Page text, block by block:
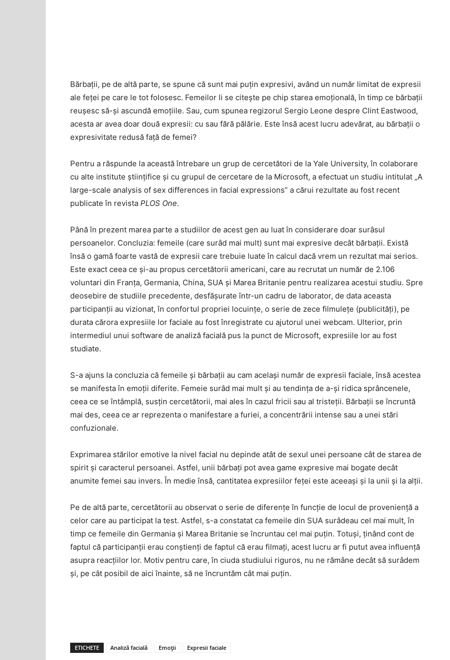
Bărbații, pe de altă parte, se spune că sunt mai puțin expresivi, având un număr limitat de expresii
ale feței pe care le tot folosesc. Femeilor li se citește pe chip starea emoțională, în timp ce bărbații
reușesc să-și ascundă emoțiile. Sau, cum spunea regizorul Sergio Leone despre Clint Eastwood,
acesta ar avea doar două expresii: cu sau fără pălărie. Este însă acest lucru adevărat, au bărbații o
expresivitate redusă față de femei?
Pentru a răspunde la această întrebare un grup de cercetători de la Yale University, în colaborare
cu alte institute științifice și cu grupul de cercetare de la Microsoft, a efectuat un studiu intitulat „A
large-scale analysis of sex differences in facial expressions” a cărui rezultate au fost recent
publicate în revista PLOS One.
Până în prezent marea parte a studiilor de acest gen au luat în considerare doar surâsul
persoanelor. Concluzia: femeile (care surâd mai mult) sunt mai expresive decât bărbații. Există
însă o gamă foarte vastă de expresii care trebuie luate în calcul dacă vrem un rezultat mai serios.
Este exact ceea ce și-au propus cercetătorii americani, care au recrutat un număr de 2.106
voluntari din Franța, Germania, China, SUA și Marea Britanie pentru realizarea acestui studiu. Spre
deosebire de studiile precedente, desfășurate într-un cadru de laborator, de data aceasta
participanții au vizionat, în confortul propriei locuințe, o serie de zece filmulețe (publicități), pe
durata cărora expresiile lor faciale au fost înregistrate cu ajutorul unei webcam. Ulterior, prin
intermediul unui software de analiză facială pus la punct de Microsoft, expresiile lor au fost
studiate.
S-a ajuns la concluzia că femeile și bărbații au cam același număr de expresii faciale, însă acestea
se manifesta în emoții diferite. Femeie surâd mai mult și au tendința de a-și ridica sprâncenele,
ceea ce se întâmplă, susțin cercetătorii, mai ales în cazul fricii sau al tristeții. Bărbații se încruntă
mai des, ceea ce ar reprezenta o manifestare a furiei, a concentrării intense sau a unei stări
confuzionale.
Exprimarea stărilor emotive la nivel facial nu depinde atât de sexul unei persoane cât de starea de
spirit și caracterul persoanei. Astfel, unii bărbați pot avea game expresive mai bogate decât
anumite femei sau invers. În medie însă, cantitatea expresiilor feței este aceeași și la unii și la alții.
Pe de altă parte, cercetătorii au observat o serie de diferențe în funcție de locul de proveniență a
celor care au participat la test. Astfel, s-a constatat ca femeile din SUA surâdeau cel mai mult, în
timp ce femeile din Germania și Marea Britanie se încruntau cel mai puțin. Totuși, ținând cont de
faptul că participanții erau conștienți de faptul că erau filmați, acest lucru ar fi putut avea influență
asupra reacțiilor lor. Motiv pentru care, în ciuda studiului riguros, nu ne rămâne decât să surâdem
și, pe cât posibil de aici înainte, să ne încruntăm cât mai puțin.
ETICHETE Analiză facială Emoții Expresii faciale